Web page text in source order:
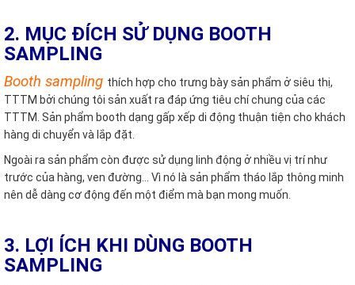
2. MỤC ĐÍCH SỬ DỤNG BOOTH
SAMPLING
Booth sampling thích hợp cho trưng bày sản phẩm ở siêu thị,
TTTM bởi chúng tôi sản xuất ra đáp ứng tiêu chí chung của các
TTTM. Sản phẩm booth dạng gấp xếp di động thuận tiện cho khách
hàng di chuyển và lắp đặt.
Ngoài ra sản phẩm còn được sử dụng linh động ở nhiều vị trí như
trước của hàng, ven đường… Vì nó là sản phẩm tháo lắp thông minh
nên dễ dàng cơ động đến một điểm mà bạn mong muốn.
3. LỢI ÍCH KHI DÙNG BOOTH
SAMPLING